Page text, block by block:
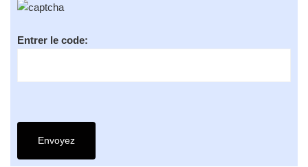
Entrer le code: